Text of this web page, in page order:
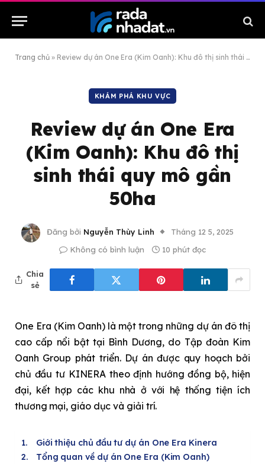
Trang chủ » Review dự án One Era (Kim Oanh): Khu đô thị sinh thái quy mô gần 50ha
KHÁM PHÁ KHU VỰC
Review dự án One Era
(Kim Oanh): Khu đô thị
sinh thái quy mô gần
50ha
Đăng bởi Nguyễn Thùy Linh
Tháng 12 5, 2025
Không có bình luận
10 phút đọc
Chia
sẻ
One Era (Kim Oanh) là một trong những dự án đô thị
cao cấp nổi bật tại Bình Dương, do Tập đoàn Kim
Oanh Group phát triển. Dự án được quy hoạch bởi
chủ đầu tư KINERA theo định hướng đồng bộ, hiện
đại, kết hợp các khu nhà ở với hệ thống tiện ích
thương mại, giáo dục và giải trí.
Giới thiệu chủ đầu tư dự án One Era Kinera
Tổng quan về dự án One Era (Kim Oanh)